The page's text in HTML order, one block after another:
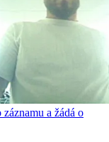
a žádá o